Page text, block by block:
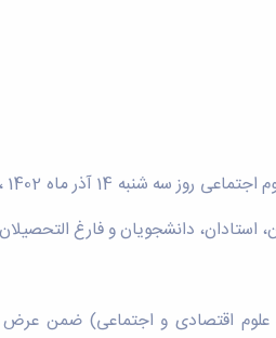
دانشجویان و فارغ التحصیلان
علوم اقتصادی و اجتماعی) ضمن